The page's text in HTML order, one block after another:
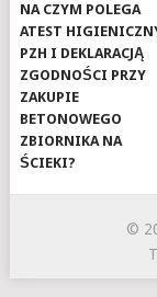
NA CZYM POLEGA
ATEST
PZH I DEKLARACJĄ
ZGODNOŚCI PRZY
ZAKUPIE
BETONOWEGO
ZBIORNIKA NA
ŚCIEKI?
©